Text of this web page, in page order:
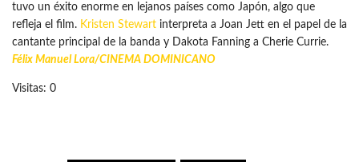
tuvo un éxito enorme en lejanos países como Japón, algo que
refleja el film. Kristen Stewart interpreta a Joan Jett en el papel de la
cantante principal de la banda y Dakota Fanning a Cherie Currie.
Félix Manuel Lora/CINEMA DOMINICANO
Visitas: 0